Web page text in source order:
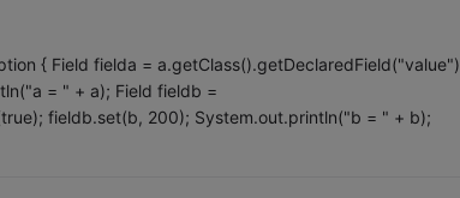
{ Field fielda =
= " + a); Field fieldb =
fieldb.set(b, 200); System.out.println("b = " + b);